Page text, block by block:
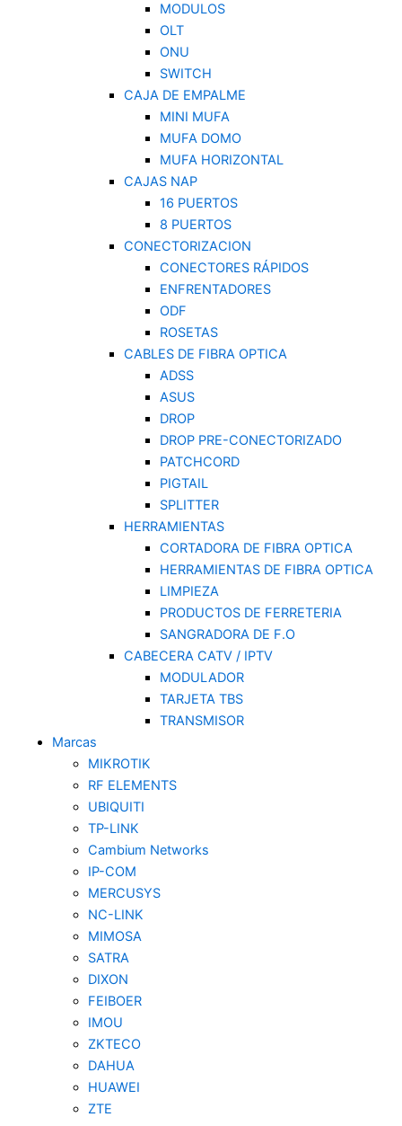
MODULOS
OLT
ONU
SWITCH
CAJA DE EMPALME
MINI MUFA
MUFA DOMO
MUFA HORIZONTAL
CAJAS NAP
16 PUERTOS
8 PUERTOS
CONECTORIZACION
CONECTORES RÁPIDOS
ENFRENTADORES
ODF
ROSETAS
CABLES DE FIBRA OPTICA
ADSS
ASUS
DROP
DROP PRE-CONECTORIZADO
PATCHCORD
PIGTAIL
SPLITTER
HERRAMIENTAS
CORTADORA DE FIBRA OPTICA
HERRAMIENTAS DE FIBRA OPTICA
LIMPIEZA
PRODUCTOS DE FERRETERIA
SANGRADORA DE F.O
CABECERA CATV / IPTV
MODULADOR
TARJETA TBS
TRANSMISOR
Marcas
MIKROTIK
RF ELEMENTS
UBIQUITI
TP-LINK
Cambium Networks
IP-COM
MERCUSYS
NC-LINK
MIMOSA
SATRA
DIXON
FEIBOER
IMOU
ZKTECO
DAHUA
HUAWEI
ZTE